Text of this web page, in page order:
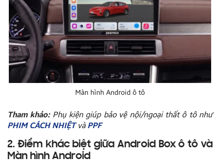
Màn hình Android ô tô
Tham khảo:Phụ kiện giúp bảo vệ nội/ngoại thất ô tô như
PHIM CÁCH NHIỆTvà PPF
2. Điểm khác biệt giữa Android Box ô tô và
Màn hình Android